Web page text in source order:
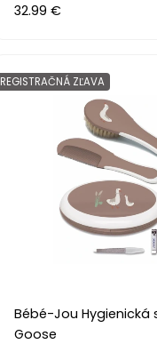
32.99 €
Bébé-Jou Hygienická
Goose
REGISTRAČNÁ ZĽAVA